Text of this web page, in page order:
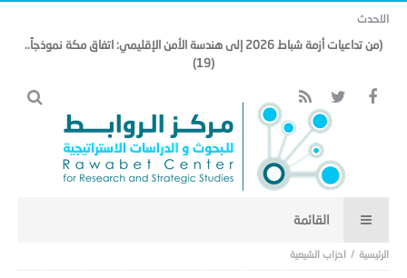
الاحدث
(من تداعيات أزمة شباط 2026 إلى هندسة الأمن الإقليمي: اتفاق مكة نموذجاً..
(19)
احزاب الشيعية